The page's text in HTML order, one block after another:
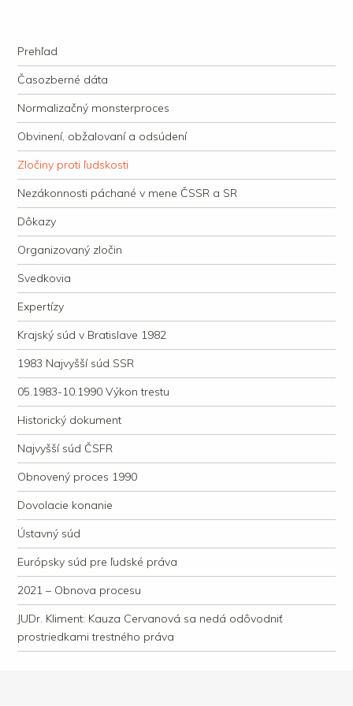
justície
Navigation
Skip to content
Prehľad
Časozberné dáta
Normalizačný monsterproces
Obvinení, obžalovaní a odsúdení
Zločiny proti ľudskosti
Nezákonnosti páchané v mene ČSSR a SR
Dôkazy
Organizovaný zločin
Svedkovia
Expertízy
Krajský súd v Bratislave 1982
1983 Najvyšší súd SSR
05.1983-10.1990 Výkon trestu
Historický dokument
Najvyšší súd ČSFR
Obnovený proces 1990
Dovolacie konanie
Ústavný súd
Európsky súd pre ľudské práva
2021 – Obnova procesu
JUDr. Kliment: Kauza Cervanová sa nedá odôvodniť
prostriedkami trestného práva